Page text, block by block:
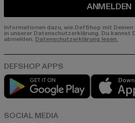
ANMELDEN
Informationen dazu, wie DefShop mit
in unserer Datenschutzerklärung. Du
abmelden. Datenschutzerklärung lesen.
Play market